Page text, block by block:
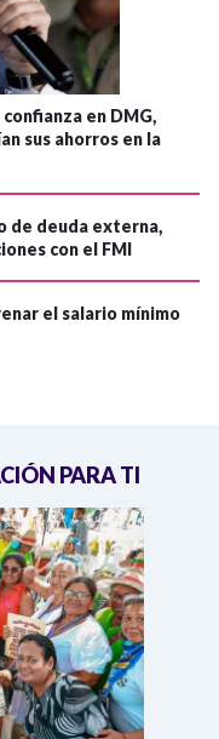
en DMG,
sus ahorros en la
de deuda externa,
con el FMI
el salario mínimo
PARA TI